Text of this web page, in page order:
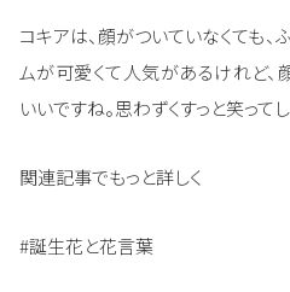
コキアは、顔がついていなくても、
ムが可愛くて人気があるけれど、
いいですね。思わずくすっと笑って
関連記事でもっと詳しく
#誕生花と花言葉